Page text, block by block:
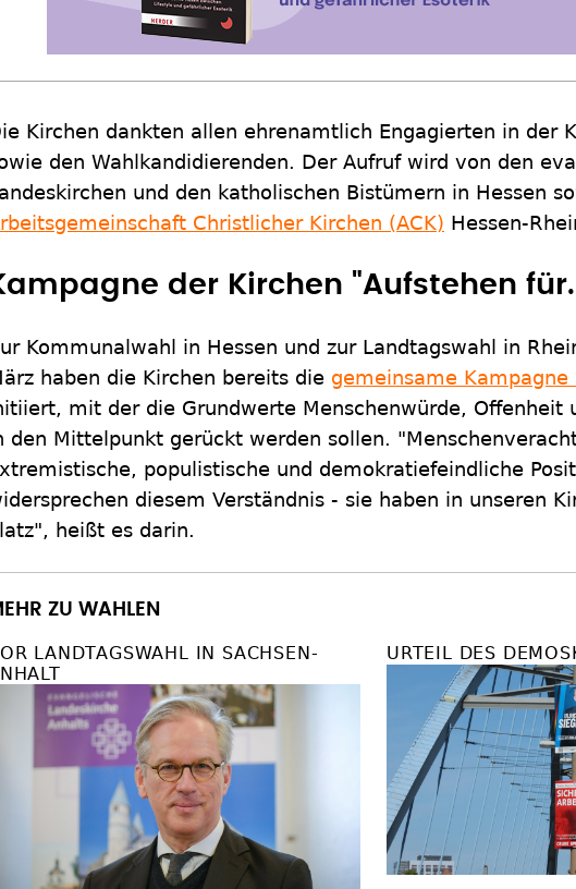
Kirchen dankten allen ehrenamtlich Engagierten in der
den Wahlkandidierenden. Der Aufruf wird von den
und den katholischen Bistümern in Hessen
Christlicher Kirchen (ACK) Hessen-
der Kirchen "Aufstehen
Kommunalwahl in Hessen und zur Landtagswahl in
haben die Kirchen bereits die gemeinsame
mit der die Grundwerte Menschenwürde, Offenheit
den Mittelpunkt gerückt werden sollen.
populistische und demokratiefeindliche
diesem Verständnis - sie haben in unseren
heißt es darin.
ZU WAHLEN
LANDTAGSWAHL IN SACHSEN-
URTEIL DES